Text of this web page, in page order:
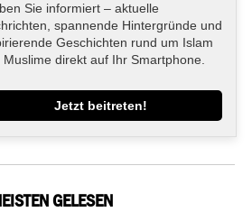
Sie informiert – aktuelle
spannende Hintergründe und
Geschichten rund um Islam
Muslime direkt auf Ihr Smartphone.
Jetzt beitreten!
GELESEN